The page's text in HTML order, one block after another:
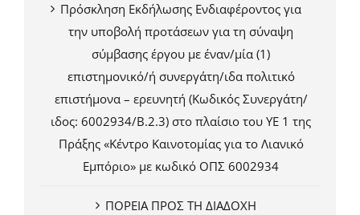
Πρόσκληση Εκδήλωσης Ενδιαφέροντος για
την υποβολή προτάσεων για τη σύναψη
σύμβασης έργου με έναν/μία (1)
επιστημονικό/ή συνεργάτη/ιδα πολιτικό
επιστήμονα – ερευνητή (Κωδικός Συνεργάτη/
ιδος: 6002934/Β.2.3) στο πλαίσιο του ΥΕ 1 της
Πράξης «Κέντρο Καινοτομίας για το Λιανικό
Εμπόριο» με κωδικό ΟΠΣ 6002934
ΠΟΡΕΙΑ ΠΡΟΣ ΤΗ ΔΙΑΔΟΧΗ